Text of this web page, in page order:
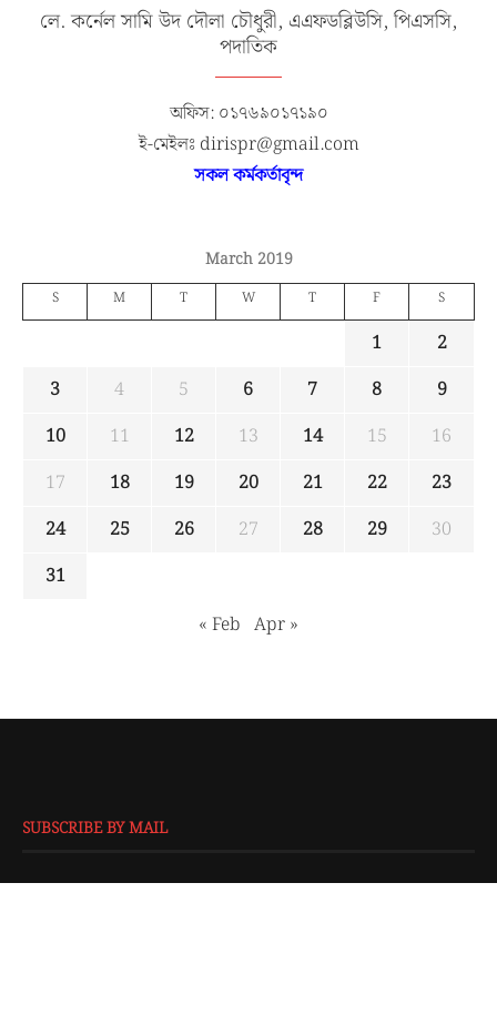
লে. কর্নেল সামি উদ দৌলা চৌধুরী, এএফডব্লিউসি, পিএসসি,
পদাতিক
অফিস: ০১৭৬৯০১৭১৯০
ই-মেইলঃ dirispr@gmail.com
সকল কর্মকর্তাবৃন্দ
March 2019
S M T W T F S
1
2
3
4 5 6 7 8
9
10
11 12 13 14 15
16
17
18 19 20 21 22
23
24
25 26 27 28 29
30
31
« Feb Apr »
SUBSCRIBE BY MAIL